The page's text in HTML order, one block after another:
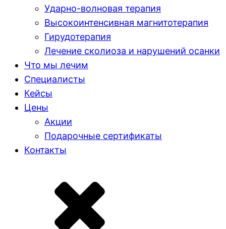
Ударно-волновая терапия
Высокоинтенсивная магнитотерапия
Гирудотерапия
Лечение сколиоза и нарушений осанки
Что мы лечим
Специалисты
Кейсы
Цены
Акции
Подарочные сертификаты
Контакты